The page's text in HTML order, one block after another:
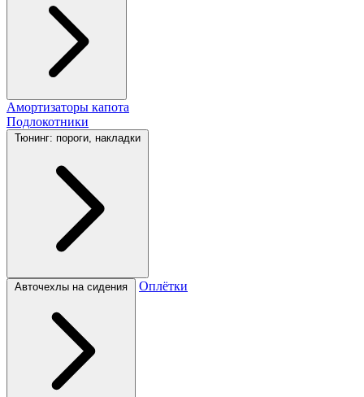
Амортизаторы капота
Подлокотники
Тюнинг: пороги, накладки
Авточехлы на сидения Оплётки